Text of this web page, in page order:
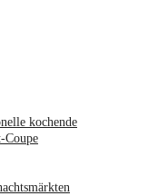
kochende
Coupe